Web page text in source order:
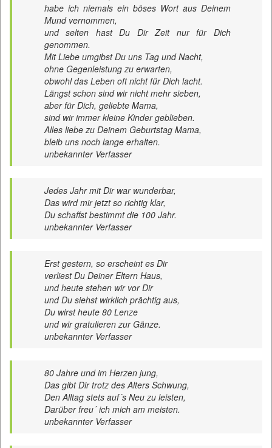
habe ich niemals ein böses Wort aus Deinem
Mund vernommen,
und selten hast Du Dir Zeit nur für Dich
genommen.
Mit Liebe umgibst Du uns Tag und Nacht,
ohne Gegenleistung zu erwarten,
obwohl das Leben oft nicht für Dich lacht.
Längst schon sind wir nicht mehr sieben,
aber für Dich, geliebte Mama,
sind wir immer kleine Kinder geblieben.
Alles liebe zu Deinem Geburtstag Mama,
bleib uns noch lange erhalten.
unbekannter Verfasser
Jedes Jahr mit Dir war wunderbar,
Das wird mir jetzt so richtig klar,
Du schaffst bestimmt die 100 Jahr.
unbekannter Verfasser
Erst gestern, so erscheint es Dir
verliest Du Deiner Eltern Haus,
und heute stehen wir vor Dir
und Du siehst wirklich prächtig aus,
Du wirst heute 80 Lenze
und wir gratulieren zur Gänze.
unbekannter Verfasser
80 Jahre und im Herzen jung,
Das gibt Dir trotz des Alters Schwung,
Den Alltag stets auf´s Neu zu leisten,
Darüber freu´ ich mich am meisten.
unbekannter Verfasser